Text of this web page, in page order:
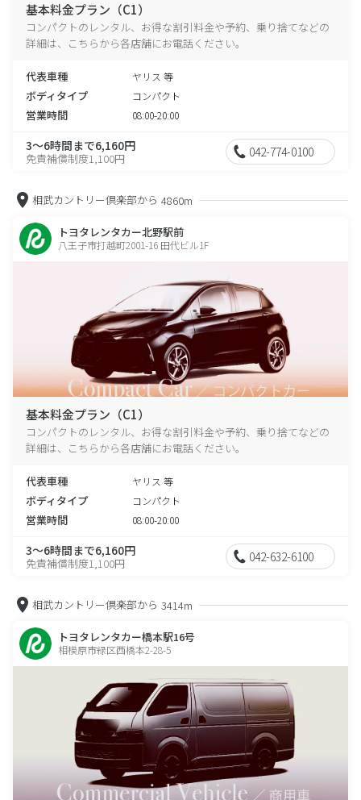
基本料金プラン（C1）
コンパクトのレンタル、お得な割引料金や予約、乗り捨てなどの
詳細は、こちらから各店舗にお電話ください。
代表車種 ヤリス 等
ボディタイプ コンパクト
営業時間 08:00-20:00
3～6時間まで6,160円
免責補償制度1,100円 042-774-0100
相武カントリー倶楽部から 4860m
トヨタレンタカー北野駅前
八王子市打越町2001-16 田代ビル1F
基本料金プラン（C1）
コンパクトのレンタル、お得な割引料金や予約、乗り捨てなどの
詳細は、こちらから各店舗にお電話ください。
代表車種 ヤリス 等
ボディタイプ コンパクト
営業時間 08:00-20:00
3～6時間まで6,160円
免責補償制度1,100円 042-632-6100
相武カントリー倶楽部から 3414m
トヨタレンタカー橋本駅16号
相模原市緑区西橋本2-28-5